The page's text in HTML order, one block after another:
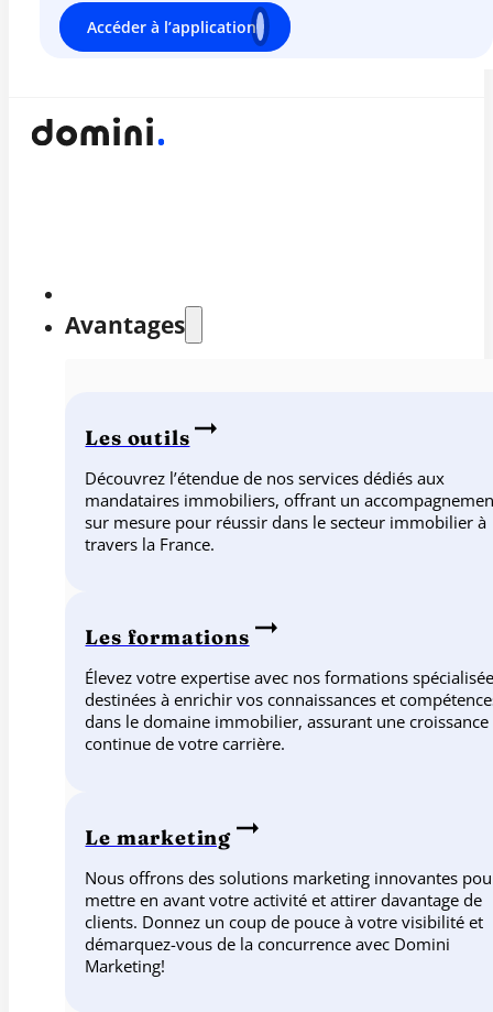
Accéder à l’application
Avantages
Les outils
Découvrez l’étendue de nos services dédiés aux
mandataires immobiliers, offrant un
sur mesure pour réussir dans le secteur immobilier à
travers la France.
Les formations
Élevez votre expertise avec nos formations
destinées à enrichir vos connaissances et
dans le domaine immobilier, assurant une croissance
continue de votre carrière.
Le marketing
Nous offrons des solutions marketing innovantes
mettre en avant votre activité et attirer davantage de
clients. Donnez un coup de pouce à votre visibilité et
démarquez-vous de la concurrence avec Domini
Marketing!